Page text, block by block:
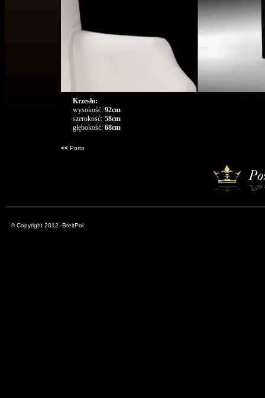
Krzesło:
wysokość: 92cm
szerokość: 58cm
głębokość: 68cm
<< Porto
© Copyright 2012 -BreitPol